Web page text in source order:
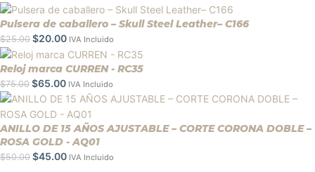
Pulsera de caballero – Skull Steel Leather– C166
$25.00 $20.00 IVA Incluido
Reloj marca CURREN - RC35
$75.00 $65.00 IVA Incluido
ANILLO DE 15 AÑOS AJUSTABLE – CORTE CORONA DOBLE –
ROSA GOLD - AQ01
$50.00 $45.00 IVA Incluido